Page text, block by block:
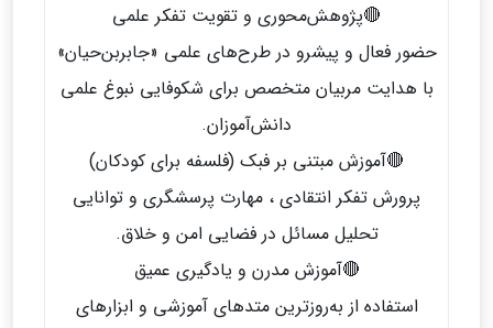
🔴پژوهش‌محوری و تقویت تفکر علمی
حضور فعال و پیشرو در طرح‌های علمی «جابربن‌حیان»
با هدایت مربیان متخصص برای شکوفایی نبوغ علمی
دانش‌آموزان.
🔴آموزش مبتنی بر فبک (فلسفه برای کودکان)
پرورش تفکر انتقادی ، مهارت پرسشگری و توانایی
تحلیل مسائل در فضایی امن و خلاق.
🔴آموزش مدرن و یادگیری عمیق
استفاده از به‌روزترین متدهای آموزشی و ابزارهای